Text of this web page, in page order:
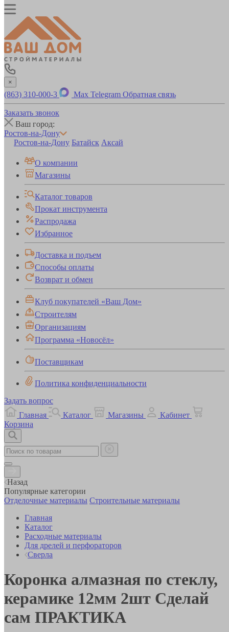
×
(863) 310-000-3 Max Telegram Обратная связь
Заказать звонок
Ваш город:
Ростов-на-Дону
Ростов-на-Дону Батайск Аксай
О компании
Магазины
Каталог товаров
Прокат инструмента
Распродажа
Избранное
Доставка и подъем
Способы оплаты
Возврат и обмен
Клуб покупателей «Ваш Дом»
Строителям
Организациям
Программа «Новосёл»
Поставщикам
Политика конфиденциальности
Задать вопрос
Главная
Каталог Магазины
Кабинет
Корзина
Назад
Популярные категории
Отделочные материалы Строительные материалы
Главная
Каталог
Расходные материалы
Для дрелей и перфораторов
Сверла
Коронка алмазная по стеклу,
керамике 12мм 2шт Сделай
сам ПРАКТИКА